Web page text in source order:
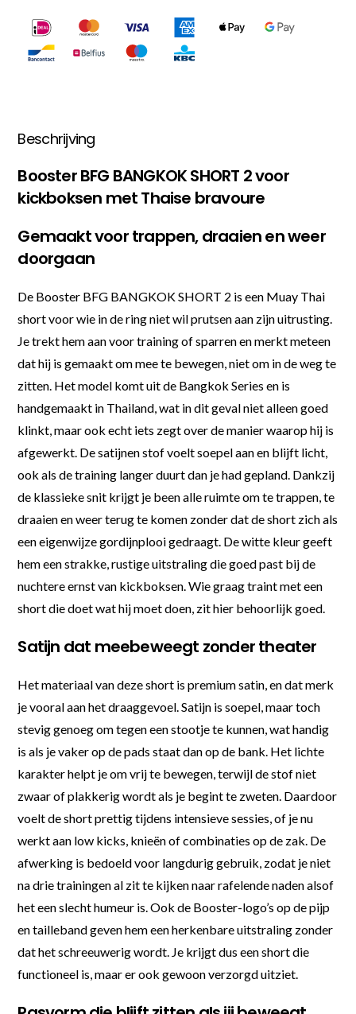
Beschrijving
Booster BFG BANGKOK SHORT 2 voor
kickboksen met Thaise bravoure
Gemaakt voor trappen, draaien en weer
doorgaan
De Booster BFG BANGKOK SHORT 2 is een Muay Thai
short voor wie in de ring niet wil prutsen aan zijn uitrusting.
Je trekt hem aan voor training of sparren en merkt meteen
dat hij is gemaakt om mee te bewegen, niet om in de weg te
zitten. Het model komt uit de Bangkok Series en is
handgemaakt in Thailand, wat in dit geval niet alleen goed
klinkt, maar ook echt iets zegt over de manier waarop hij is
afgewerkt. De satijnen stof voelt soepel aan en blijft licht,
ook als de training langer duurt dan je had gepland. Dankzij
de klassieke snit krijgt je been alle ruimte om te trappen, te
draaien en weer terug te komen zonder dat de short zich als
een eigenwijze gordijnplooi gedraagt. De witte kleur geeft
hem een strakke, rustige uitstraling die goed past bij de
nuchtere ernst van kickboksen. Wie graag traint met een
short die doet wat hij moet doen, zit hier behoorlijk goed.
Satijn dat meebeweegt zonder theater
Het materiaal van deze short is premium satin, en dat merk
je vooral aan het draaggevoel. Satijn is soepel, maar toch
stevig genoeg om tegen een stootje te kunnen, wat handig
is als je vaker op de pads staat dan op de bank. Het lichte
karakter helpt je om vrij te bewegen, terwijl de stof niet
zwaar of plakkerig wordt als je begint te zweten. Daardoor
voelt de short prettig tijdens intensieve sessies, of je nu
werkt aan low kicks, knieën of combinaties op de zak. De
afwerking is bedoeld voor langdurig gebruik, zodat je niet
na drie trainingen al zit te kijken naar rafelende naden alsof
het een slecht humeur is. Ook de Booster-logo’s op de pijp
en tailleband geven hem een herkenbare uitstraling zonder
dat het schreeuwerig wordt. Je krijgt dus een short die
functioneel is, maar er ook gewoon verzorgd uitziet.